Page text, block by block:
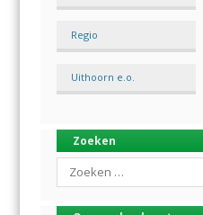
Regio
Uithoorn e.o.
Zoeken
Search